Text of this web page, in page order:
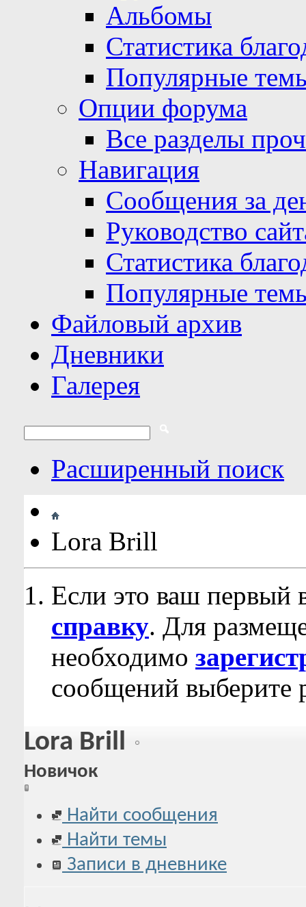
Альбомы
Статистика
Популярные
Опции форума
Все разделы
Навигация
Сообщения за
Руководство
Статистика
Популярные
Файловый архив
Дневники
Галерея
Расширенный поиск
Lora Brill
Если это ваш первый
справку. Для
необходимо
сообщений выберите
Lora Brill
Новичок
Найти сообщения
Найти темы
Записи в дневнике